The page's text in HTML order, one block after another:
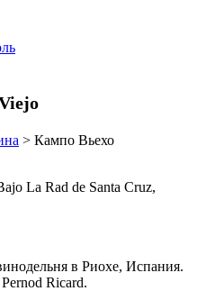
> Кампо Вьехо
La Rad de Santa Cruz,
в Риохе, Испания.
Ricard.